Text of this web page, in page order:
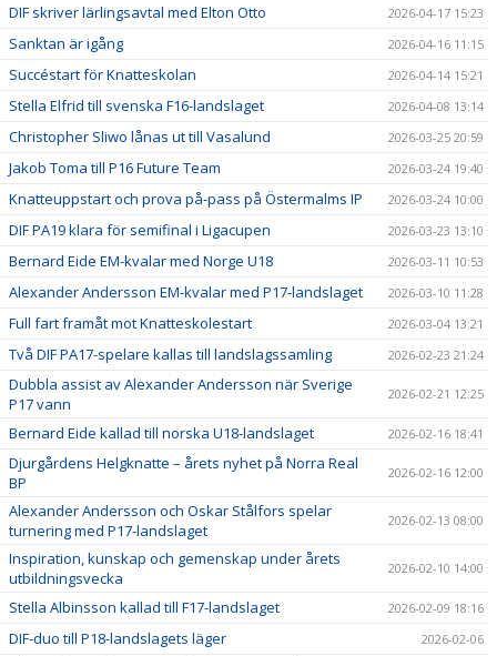
DIF skriver lärlingsavtal med Elton Otto 2026-04-17 15:23
Sanktan är igång 2026-04-16 11:15
Succéstart för Knatteskolan 2026-04-14 15:21
Stella Elfrid till svenska F16-landslaget 2026-04-08 13:14
Christopher Sliwo lånas ut till Vasalund 2026-03-25 20:59
Jakob Toma till P16 Future Team 2026-03-24 19:40
Knatteuppstart och prova på-pass på Östermalms IP 2026-03-24 10:00
DIF PA19 klara för semifinal i Ligacupen 2026-03-23 13:10
Bernard Eide EM-kvalar med Norge U18 2026-03-11 10:53
Alexander Andersson EM-kvalar med P17-landslaget 2026-03-10 11:28
Full fart framåt mot Knatteskolestart 2026-03-04 13:21
Två DIF PA17-spelare kallas till landslagssamling 2026-02-23 21:24
Dubbla assist av Alexander Andersson när Sverige
P17 vann
2026-02-21 12:25
Bernard Eide kallad till norska U18-landslaget 2026-02-16 18:41
Djurgårdens Helgknatte – årets nyhet på Norra Real
BP
2026-02-16 12:00
Alexander Andersson och Oskar Stålfors spelar
turnering med P17-landslaget
2026-02-13 08:00
Inspiration, kunskap och gemenskap under årets
utbildningsvecka
2026-02-10 14:00
Stella Albinsson kallad till F17-landslaget 2026-02-09 18:16
DIF-duo till P18-landslagets läger 2026-02-06